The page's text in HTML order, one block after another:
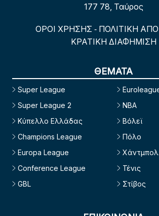
177 78, Ταύρος
ΟΡΟΙ ΧΡΗΣΗΣ - ΠΟΛΙΤΙΚΗ
ΚΡΑΤΙΚΗ ΔΙΑΦΗΜΙΣΗ
ΘΕΜΑΤΑ
Super League
Super League 2
Κύπελλο Ελλάδας
Champions League
Europa League
Conference League
GBL
NBA
Βόλεϊ
Πόλο
Χάντμπολ
Τένις
Στίβος